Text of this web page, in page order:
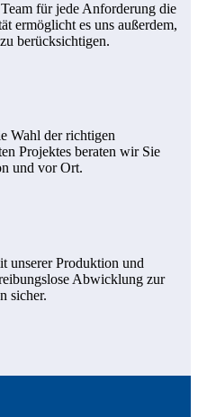
für jede Anforderung die
ermöglicht es uns außerdem,
berücksichtigen.
Wahl der richtigen
Projektes beraten wir Sie
und vor Ort.
unserer Produktion und
Abwicklung zur
sicher.